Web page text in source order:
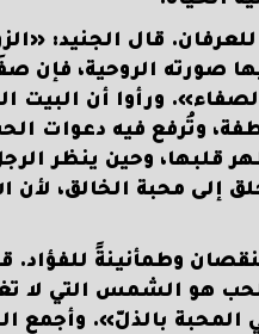
قال الجنيد:
صورته الروحية، فإن
ورأوا أن البيت
وتُرفع فيه دعوات
قلبها، وحين ينظر
إلى محبة الخالق، لأن
وطمأنينةً للفؤاد.
هو الشمس التي لا
بالذلّ». وأجمع